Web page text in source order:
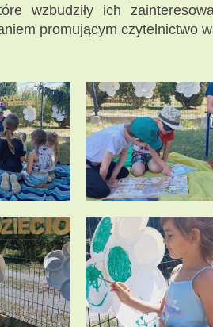
wzbudziły ich
promującym czytelnictwo